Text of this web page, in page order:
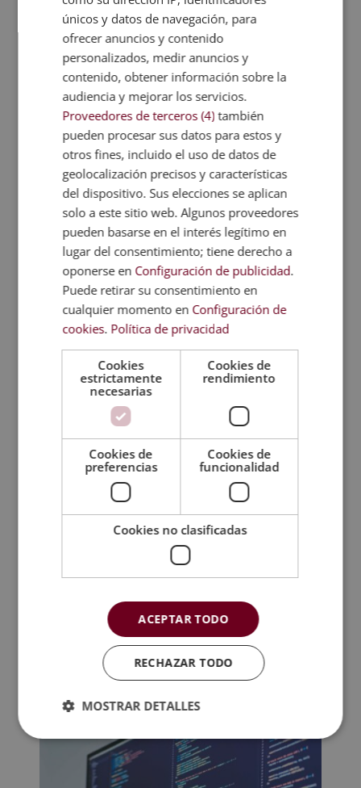
Ficha formativa
Puede descargar aquí laficha formativa
MBA en Diseño Gráfico.
Temario
Valoraciones (0)
TAMBIÉN TE
RECOMENDAMOS
MBA en Administración y Dirección de
Empresarial
El
precio
original
era:
2.380,00€.
595,00€
precio
actual
es:
595,00€.
únicos y datos de navegación, para
ofrecer anuncios y contenido
personalizados, medir anuncios y
contenido, obtener información sobre la
audiencia y mejorar los servicios.
Proveedores de terceros (4) también
pueden procesar sus datos para estos y
otros fines, incluido el uso de datos de
geolocalización precisos y características
del dispositivo. Sus elecciones se aplican
solo a este sitio web. Algunos proveedores
pueden basarse en el interés legítimo en
lugar del consentimiento; tiene derecho a
oponerse en Configuración de publicidad.
Puede retirar su consentimiento en
cualquier momento en Configuración de
cookies. Política de privacidad
Cookies
estrictamente
necesarias
Cookies de
rendimiento
Cookies de
preferencias
Cookies de
funcionalidad
Cookies no clasificadas
ACEPTAR TODO
RECHAZAR TODO
MOSTRAR DETALLES